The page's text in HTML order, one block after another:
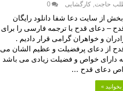
حاجت,کارگشایی 0
بخش از سایت دعا شفا دانلود رایگان
– دعای قدح با ترجمه فارسی را برای
و خواهران گرامی قرار دادیم .
از دعای پرفضیلت و عظیم الشان می
دارای خواص و فضیلت زیادی می باشد
دعای قدح …
»